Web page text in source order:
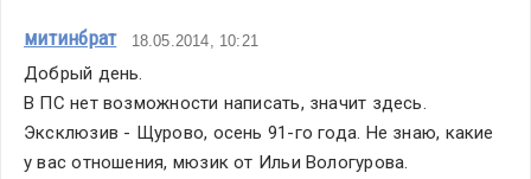
митинбрат 18.05.2014, 10:21
Добрый день.
В ПС нет возможности написать, значит здесь.
Эксклюзив - Щурово, осень 91-го года. Не знаю, какие
у вас отношения, мюзик от Ильи Вологурова.